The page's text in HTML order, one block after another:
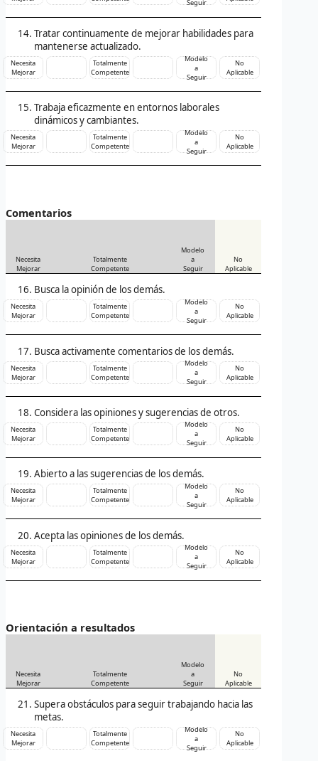
Seguir
Tratar continuamente de mejorar habilidades para
mantenerse actualizado.
Necesita
Mejorar
Totalmente
Competente
Modelo
a
Seguir
No
Aplicable
Trabaja eficazmente en entornos laborales
dinámicos y cambiantes.
Necesita
Mejorar
Totalmente
Competente
Modelo
a
Seguir
No
Aplicable
Comentarios
Necesita
Mejorar
Totalmente
Competente
Modelo
a
Seguir
No
Aplicable
Busca la opinión de los demás.
Necesita
Mejorar
Totalmente
Competente
Modelo
a
Seguir
No
Aplicable
Busca activamente comentarios de los demás.
Necesita
Mejorar
Totalmente
Competente
Modelo
a
Seguir
No
Aplicable
Considera las opiniones y sugerencias de otros.
Necesita
Mejorar
Totalmente
Competente
Modelo
a
Seguir
No
Aplicable
Abierto a las sugerencias de los demás.
Necesita
Mejorar
Totalmente
Competente
Modelo
a
Seguir
No
Aplicable
Acepta las opiniones de los demás.
Necesita
Mejorar
Totalmente
Competente
Modelo
a
Seguir
No
Aplicable
Orientación a resultados
Necesita
Mejorar
Totalmente
Competente
Modelo
a
Seguir
No
Aplicable
Supera obstáculos para seguir trabajando hacia las
metas.
Necesita
Mejorar
Totalmente
Competente
Modelo
a
Seguir
No
Aplicable